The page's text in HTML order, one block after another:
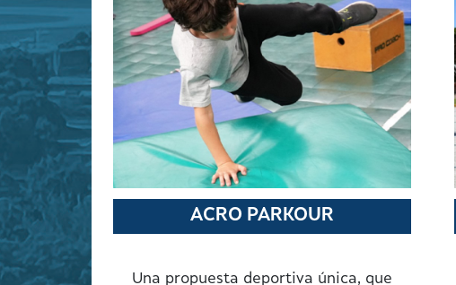
ACRO PARKOUR
Una propuesta deportiva única, que